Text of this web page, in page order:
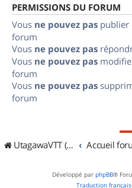
PERMISSIONS DU FORUM
Vous ne pouvez pas publier
forum
Vous ne pouvez pas
Vous ne pouvez pas
forum
Vous ne pouvez pas
forum
UtagawaVTT (Randos VTT et VTTAE avec traces GPS) Accueil
Développé par phpBB®
Traduction